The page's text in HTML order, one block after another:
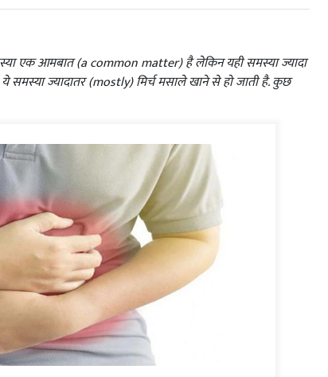
एक आमबात (a common matter) है लेकिन यही समस्या ज्यादा
समस्‍या ज्यादातर (mostly) मिर्च मसाले खाने से हो जाती है. कुछ